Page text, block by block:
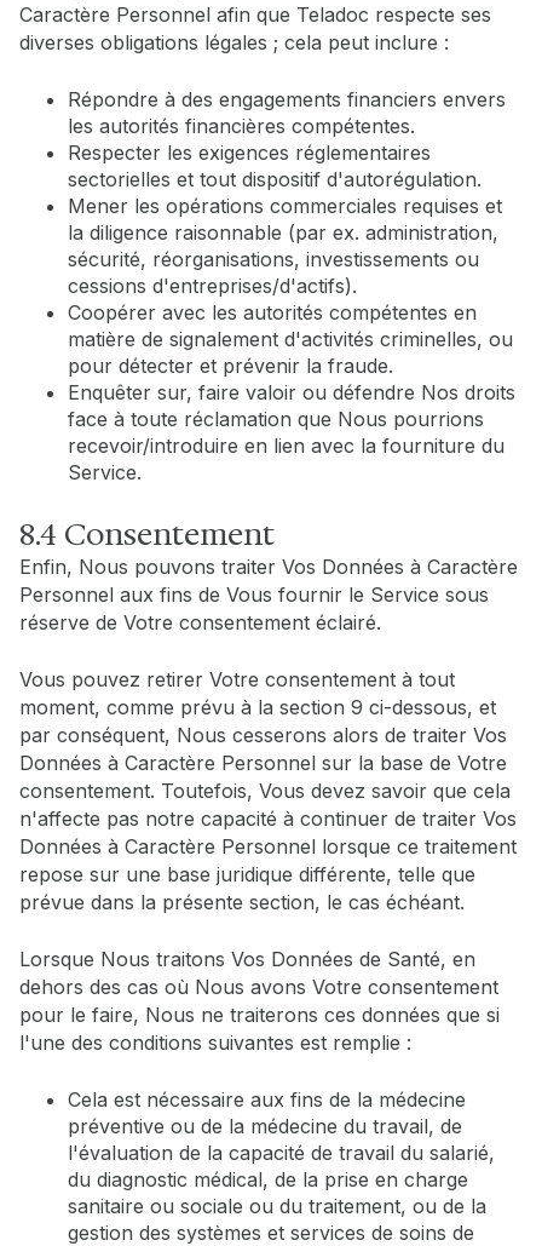
Caractère Personnel afin que Teladoc respecte ses
diverses obligations légales ; cela peut inclure :
Répondre à des engagements financiers envers
les autorités financières compétentes.
Respecter les exigences réglementaires
sectorielles et tout dispositif d'autorégulation.
Mener les opérations commerciales requises et
la diligence raisonnable (par ex. administration,
sécurité, réorganisations, investissements ou
cessions d'entreprises/d'actifs).
Coopérer avec les autorités compétentes en
matière de signalement d'activités criminelles, ou
pour détecter et prévenir la fraude.
Enquêter sur, faire valoir ou défendre Nos droits
face à toute réclamation que Nous pourrions
recevoir/introduire en lien avec la fourniture du
Service.
8.4 Consentement
Enfin, Nous pouvons traiter Vos Données à Caractère
Personnel aux fins de Vous fournir le Service sous
réserve de Votre consentement éclairé.
Vous pouvez retirer Votre consentement à tout
moment, comme prévu à la section 9 ci-dessous, et
par conséquent, Nous cesserons alors de traiter Vos
Données à Caractère Personnel sur la base de Votre
consentement. Toutefois, Vous devez savoir que cela
n'affecte pas notre capacité à continuer de traiter Vos
Données à Caractère Personnel lorsque ce traitement
repose sur une base juridique différente, telle que
prévue dans la présente section, le cas échéant.
Lorsque Nous traitons Vos Données de Santé, en
dehors des cas où Nous avons Votre consentement
pour le faire, Nous ne traiterons ces données que si
l'une des conditions suivantes est remplie :
Cela est nécessaire aux fins de la médecine
préventive ou de la médecine du travail, de
l'évaluation de la capacité de travail du salarié,
du diagnostic médical, de la prise en charge
sanitaire ou sociale ou du traitement, ou de la
gestion des systèmes et services de soins de